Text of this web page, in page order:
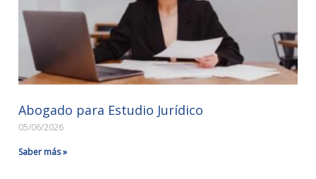
Abogado para Estudio Jurídico
05/06/2026
Saber más »